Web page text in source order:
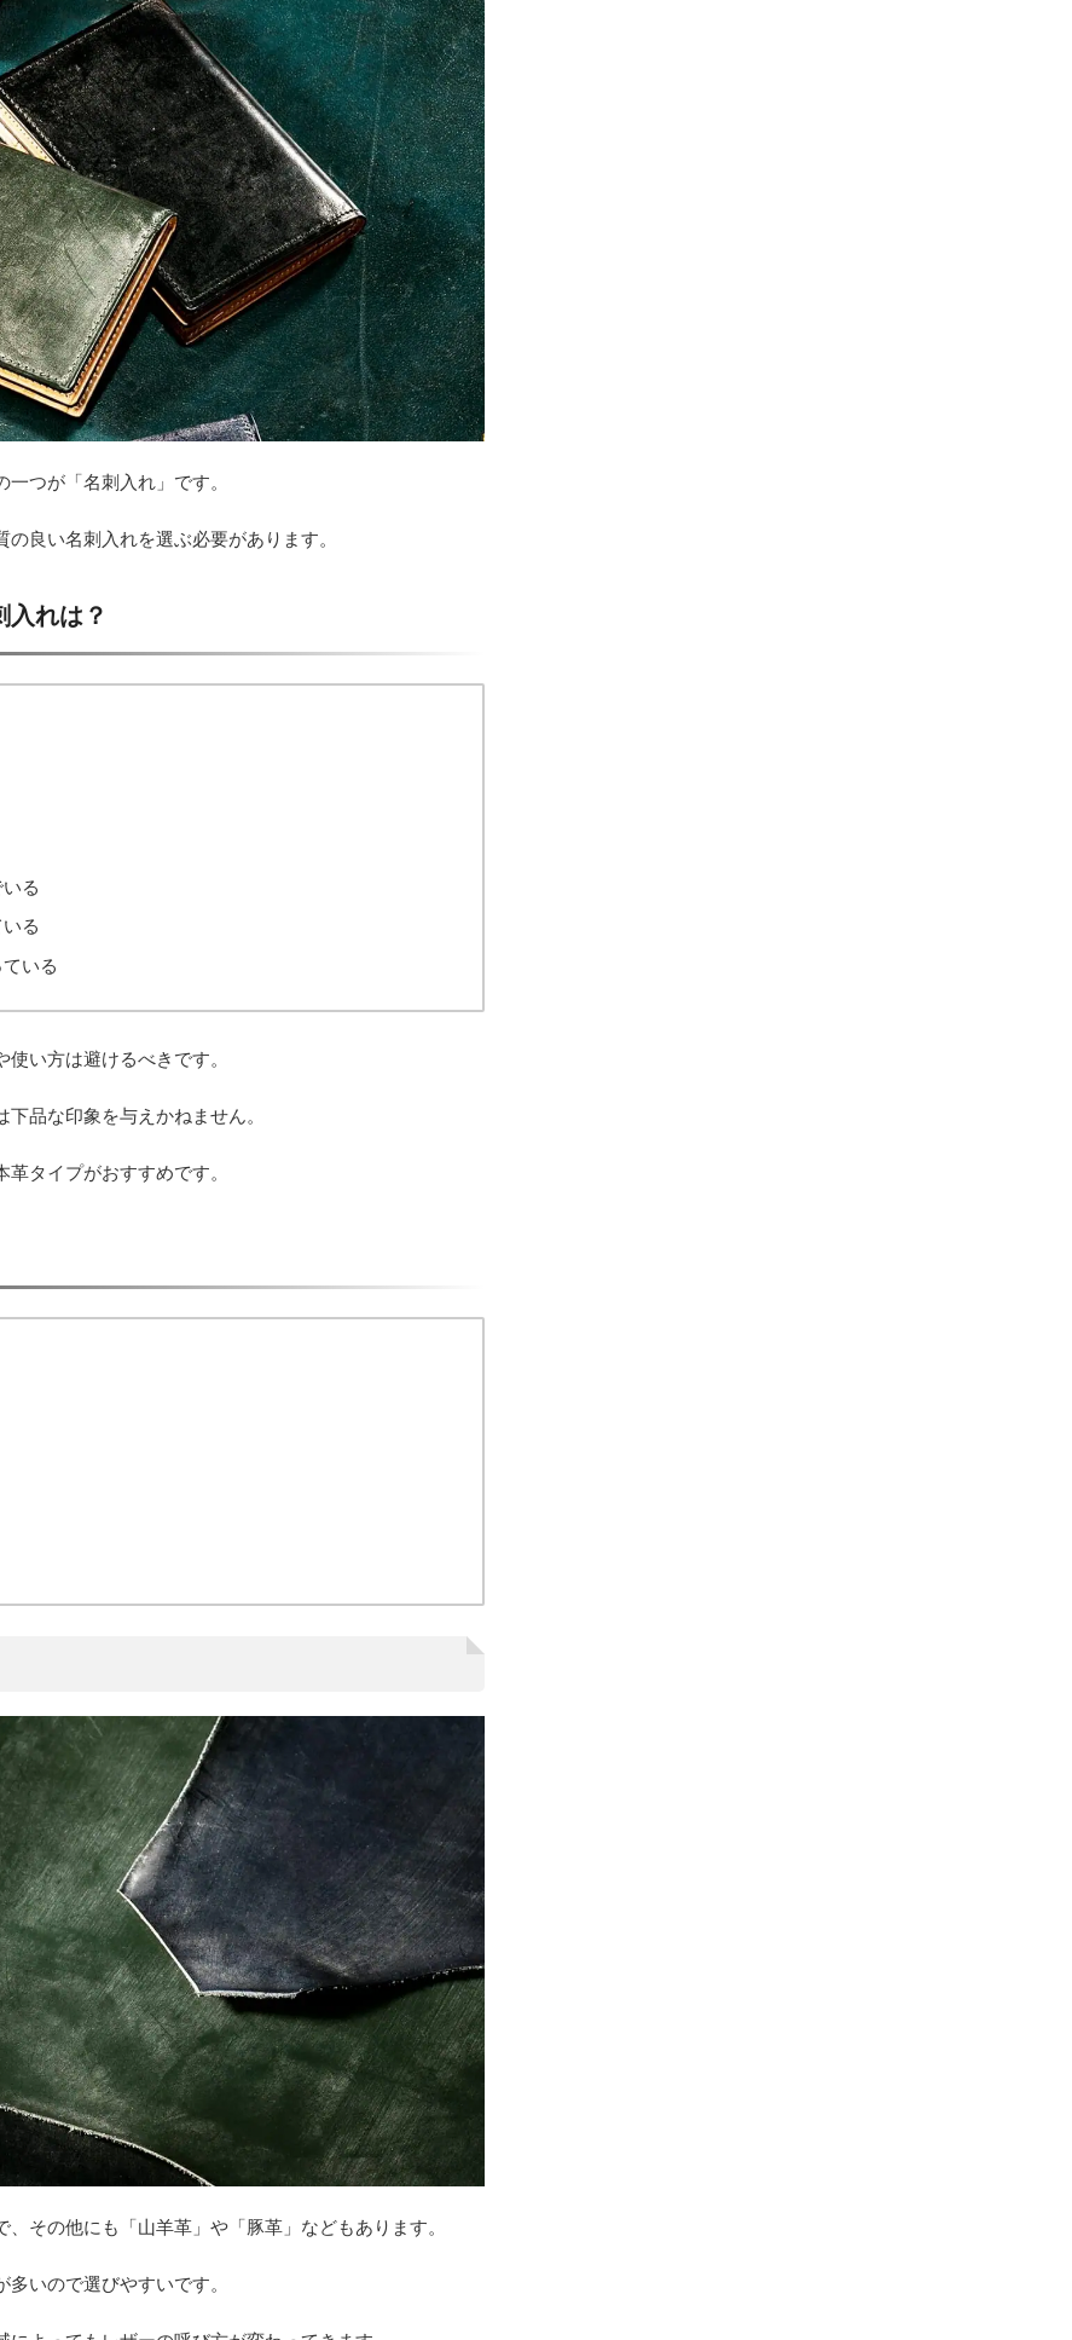
つが「名刺入れ」です。
良い名刺入れを選ぶ必要があります。
入れは？
る
る
いる
い方は避けるべきです。
品な印象を与えかねません。
タイプがおすすめです。
その他にも「山羊革」や「豚革」などもあります。
いので選びやすいです。